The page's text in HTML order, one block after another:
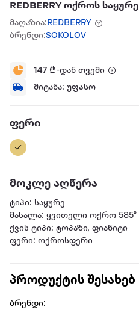
REDBERRY ოქროს საყურე
მაღაზია:REDBERRY
ბრენდი:SOKOLOV
147 ₾-დან თვეში
მიტანა: უფასო
ფერი
მოკლე აღწერა
ტიპი: საყურე
მასალა: ყვითელი ოქრო 585°
ქვის ტიპი: ტოპაზი, ფიანიტი
ფერი: ოქროსფერი
პროდუქტის შესახებ
ბრენდი: